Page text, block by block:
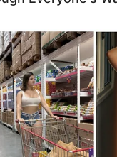
Mainstream, 10
Barang
Warga Thailand